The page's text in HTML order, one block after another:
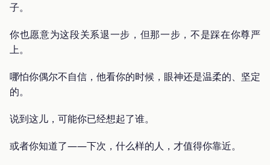
子。
你也愿意为这段关系退一步，但那一步，不是踩在你尊严
上。
哪怕你偶尔不自信，他看你的时候，眼神还是温柔的、坚定
的。
说到这儿，可能你已经想起了谁。
或者你知道了——下次，什么样的人，才值得你靠近。